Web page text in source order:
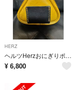
HERZ
ヘルツHerzおにぎりポーチグリーン
¥ 6,800